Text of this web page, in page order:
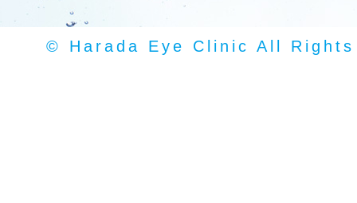
© Harada Eye Clinic All